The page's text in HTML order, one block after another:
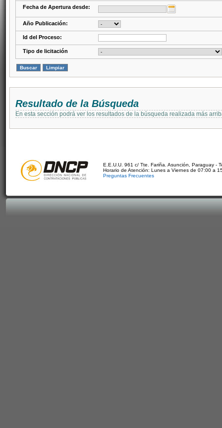
Fecha de Apertura desde:
Año Publicación:
Id del Proceso:
Tipo de licitación
Resultado de la Búsqueda
En esta sección podrá ver los resultados de la búsqueda realizada más
E.E.U.U. 961 c/ Tte. Fariña. Asunción, Paraguay -
Horario de Atención: Lunes a Viernes de 07:00 a
Preguntas Frecuentes